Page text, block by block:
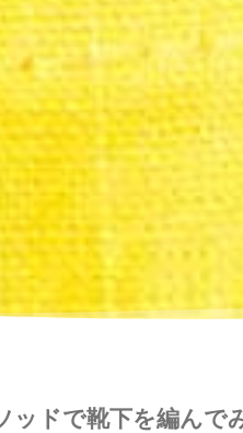
ッドで靴下を編んで